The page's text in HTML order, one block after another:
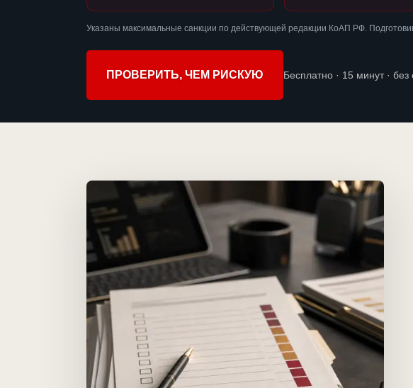
Указаны максимальные санкции по действующей редакции КоАП РФ.
ПРОВЕРИТЬ, ЧЕМ РИСКУЮ Бесплатно · 15 минут · без